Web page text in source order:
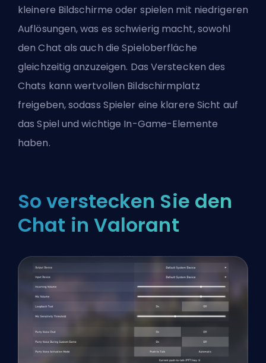
kleinere Bildschirme oder spielen mit niedrigeren
Auflösungen, was es schwierig macht, sowohl
den Chat als auch die Spieloberfläche
gleichzeitig anzuzeigen. Das Verstecken des
Chats kann wertvollen Bildschirmplatz
freigeben, sodass Spieler eine klarere Sicht auf
das Spiel und wichtige In-Game-Elemente
haben.
So verstecken Sie den
Chat in Valorant